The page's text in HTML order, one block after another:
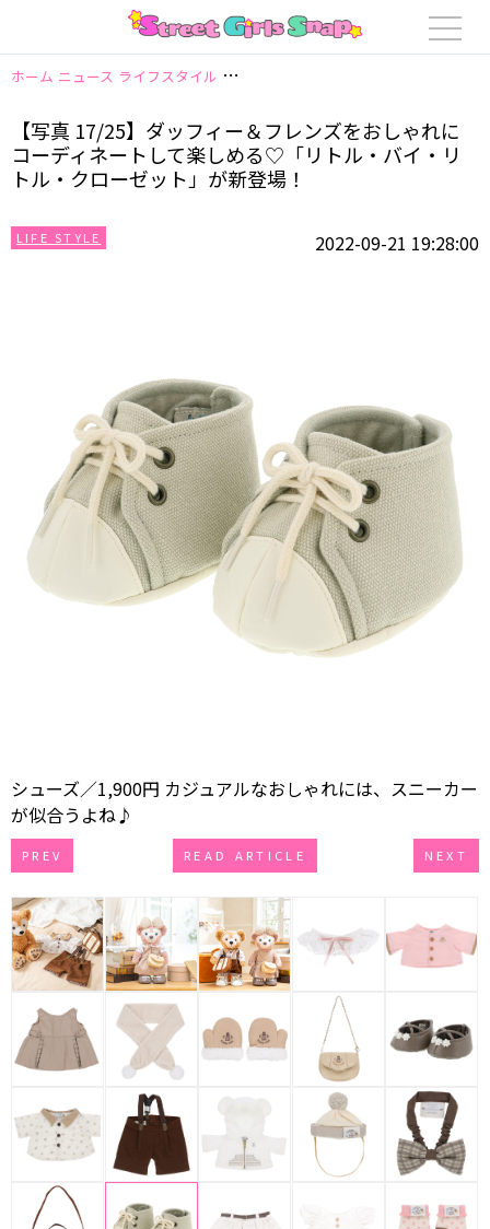
ホーム ニュース ライフスタイル 【写真 17/25】ダッフィー＆フレンズを
【写真 17/25】ダッフィー＆フレンズをおしゃれに
コーディネートして楽しめる♡「リトル・バイ・リ
トル・クローゼット」が新登場！
LIFE STYLE 2022-09-21 19:28:00
シューズ／1,900円 カジュアルなおしゃれには、スニーカー
が似合うよね♪
PREV READ ARTICLE NEXT